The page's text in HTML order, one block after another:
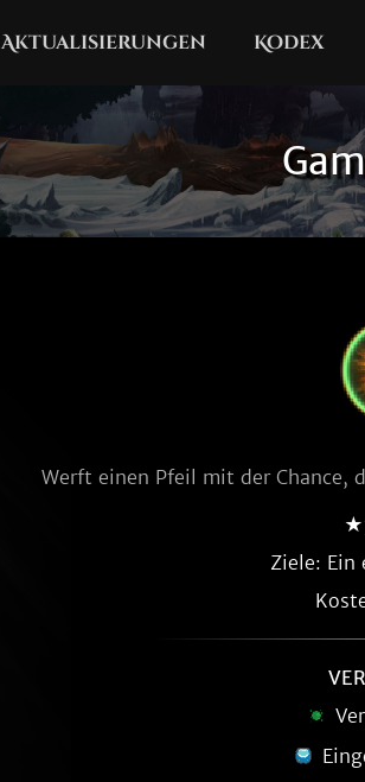
Aktualisierungen Kodex
Werft einen Pfeil mit der Chance,
Ziele: Ein